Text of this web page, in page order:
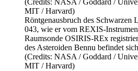
Röntgenausbruch des
043, wie er vom REXIS-
Raumsonde OSIRIS-REx
des Asteroiden Bennu befindet
(Credits: NASA / Goddard /
MIT / Harvard)